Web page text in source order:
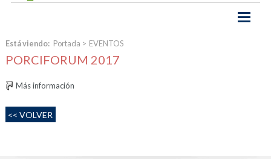
Está viendo: Portada > EVENTOS
PORCIFORUM 2017
Más información
<< VOLVER